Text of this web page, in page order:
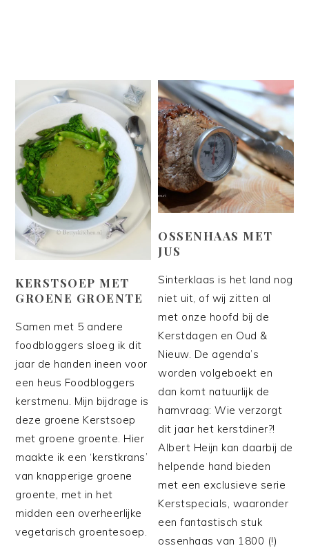
KERSTSOEP MET
GROENE GROENTE
Samen met 5 andere
foodbloggers sloeg ik dit
jaar de handen ineen voor
een heus Foodbloggers
kerstmenu. Mijn bijdrage is
deze groene Kerstsoep
met groene groente. Hier
maakte ik een ‘kerstkrans’
van knapperige groene
groente, met in het
midden een overheerlijke
vegetarisch groentesoep.
OSSENHAAS MET
JUS
Sinterklaas is het land nog
niet uit, of wij zitten al
met onze hoofd bij de
Kerstdagen en Oud &
Nieuw. De agenda’s
worden volgeboekt en
dan komt natuurlijk de
hamvraag: Wie verzorgt
dit jaar het kerstdiner?!
Albert Heijn kan daarbij de
helpende hand bieden
met een exclusieve serie
Kerstspecials, waaronder
een fantastisch stuk
ossenhaas van 1800 (!)